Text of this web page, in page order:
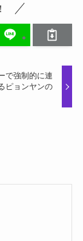
で強制的に連
ピョンヤンの